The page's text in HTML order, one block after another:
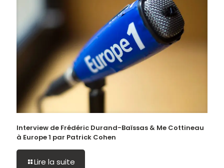
Interview de Frédéric Durand-Baïssas & Me Cottineau
à Europe 1 par Patrick Cohen
Lire la suite